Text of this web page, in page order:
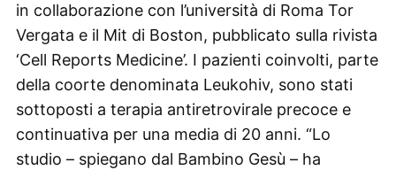
in collaborazione con l’università di Roma Tor
Vergata e il Mit di Boston, pubblicato sulla rivista
‘Cell Reports Medicine’. I pazienti coinvolti, parte
della coorte denominata Leukohiv, sono stati
sottoposti a terapia antiretrovirale precoce e
continuativa per una media di 20 anni. “Lo
studio – spiegano dal Bambino Gesù – ha